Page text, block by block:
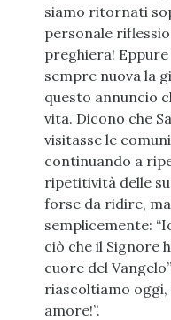
siamo ritornati
personale
preghiera!
sempre nuova la
questo annuncio
vita. Dicono che
visitasse le
continuando a
ripetitività delle
forse da ridire,
semplicemente:
ciò che il Signore
cuore del
riascoltiamo oggi,
amore!”.